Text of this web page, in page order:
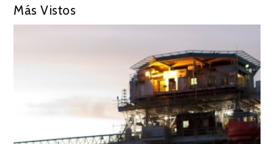
Más Vistos